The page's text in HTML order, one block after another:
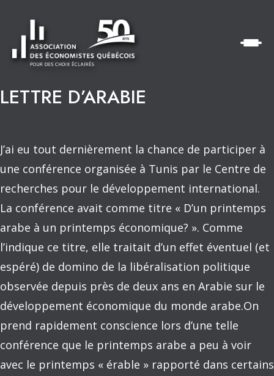
LETTRE D’ARABIE
J’ai eu tout dernièrement la chance de participer à
une conférence organisée à Tunis par le Centre de
recherches pour le développement international.
La conférence avait comme titre « D’un printemps
arabe à un printemps économique? ». Comme
l’indique ce titre, elle traitait d’un effet éventuel (et
espéré) de domino de la libéralisation politique
observée depuis près de deux ans en Arabie sur le
développement économique du monde arabe.On
prend rapidement conscience lors d’une telle
conférence que le printemps arabe a peu à voir
avec le printemps « érable » rapporté dans certains